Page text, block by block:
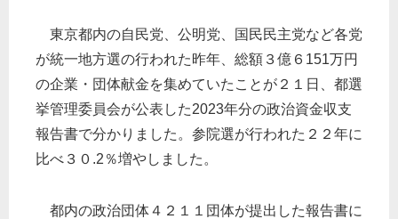
東京都内の自民党、公明党、国民民主党など各党
が統一地方選の行われた昨年、総額３億６151万円
の企業・団体献金を集めていたことが２１日、都選
挙管理委員会が公表した2023年分の政治資金収支
報告書で分かりました。参院選が行われた２２年に
比べ３０.2％増やしました。
都内の政治団体４２１１団体が提出した報告書に